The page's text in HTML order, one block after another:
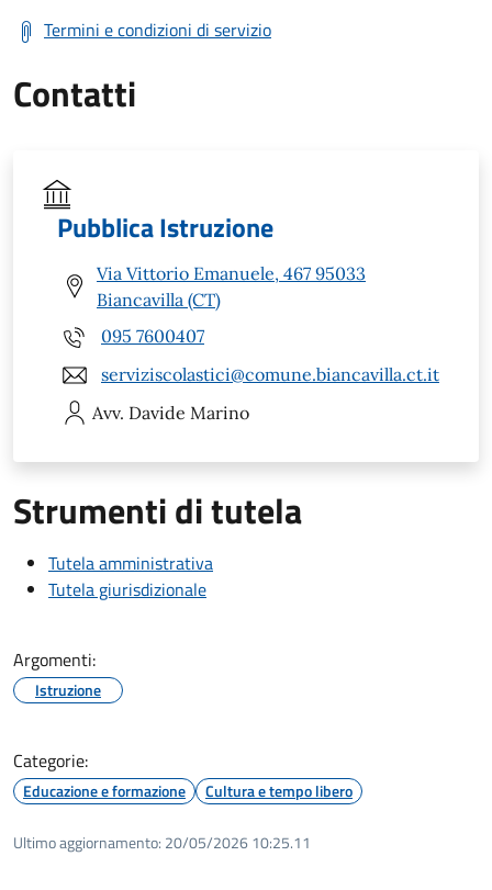
Termini e condizioni di servizio
Contatti
Pubblica Istruzione
Via Vittorio Emanuele, 467 95033
Biancavilla (CT)
095 7600407
serviziscolastici@comune.biancavilla.ct.it
Avv. Davide Marino
Strumenti di tutela
Tutela amministrativa
Tutela giurisdizionale
Argomenti:
Istruzione
Categorie:
Educazione e formazione Cultura e tempo libero
Ultimo aggiornamento: 20/05/2026 10:25.11